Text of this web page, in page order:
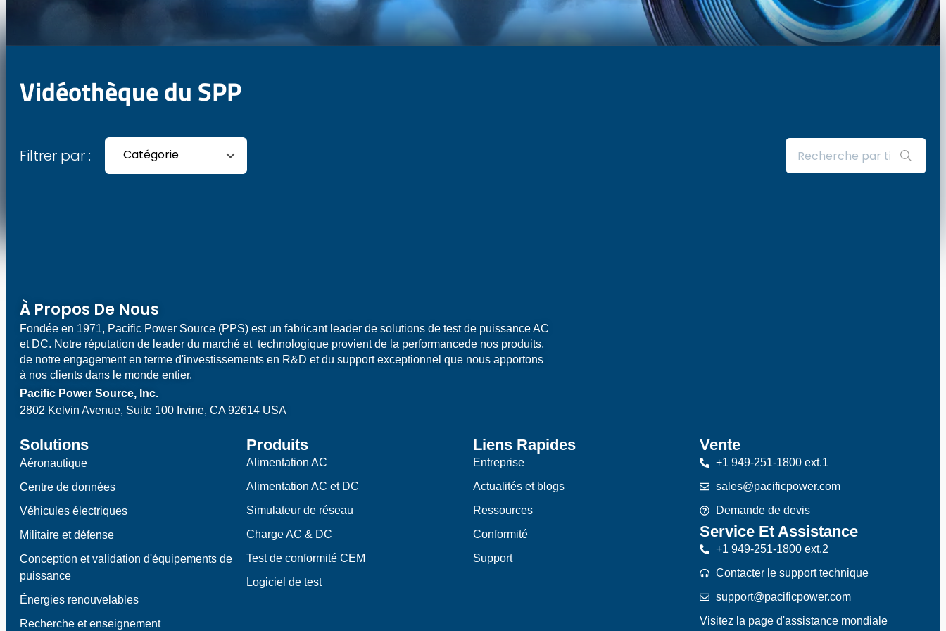
Vidéothèque du SPP
Filtrer par : Catégorie
À Propos De Nous
Fondée en 1971, Pacific Power Source (PPS) est un fabricant leader de solutions de test de puissance AC
et DC. Notre réputation de leader du marché et technologique provient de la performancede nos produits,
de notre engagement en terme d'investissements en R&D et du support exceptionnel que nous apportons
à nos clients dans le monde entier.
Pacific Power Source, Inc.
2802 Kelvin Avenue, Suite 100 Irvine, CA 92614 USA
Solutions
Aéronautique
Centre de données
Véhicules électriques
Militaire et défense
Conception et validation d'équipements de
puissance
Énergies renouvelables
Recherche et enseignement
Produits
Alimentation AC
Alimentation AC et DC
Simulateur de réseau
Charge AC & DC
Test de conformité CEM
Logiciel de test
Liens Rapides
Entreprise
Actualités et blogs
Ressources
Conformité
Support
Vente
+1 949-251-1800 ext.1
sales@pacificpower.com
Demande de devis
Service Et Assistance
+1 949-251-1800 ext.2
Contacter le support technique
support@pacificpower.com
Visitez la page d'assistance mondiale